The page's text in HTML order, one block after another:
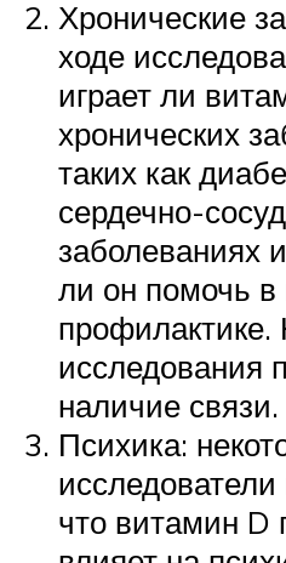
Хронические
ходе
играет ли
хронических
таких как
сердечно-
заболеваниях
ли он помочь в
профилактике.
исследования
наличие связи.
Психика:
что витамин D